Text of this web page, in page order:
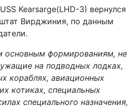
Kearsarge(LHD-3) вернулся
Вирджиния, по данным
основным формированиям, не
на подводных лодках,
кораблях, авиационных
котиках, специальных
специального назначения,